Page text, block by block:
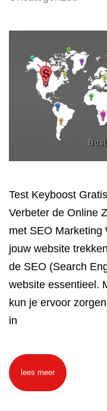
Test Keyboost
Verbeter de Online
met SEO Marketing
jouw website
de SEO (Search
website essentieel.
kun je ervoor
in
lees meer